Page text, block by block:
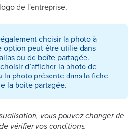
de l'entreprise.
choisir la photo à
option peut être utilie dans
ou de boîte partagée.
d’afficher la photo de
la photo présente dans la fiche
la boîte partagée.
vous pouvez changer de
vérifier vos conditions.